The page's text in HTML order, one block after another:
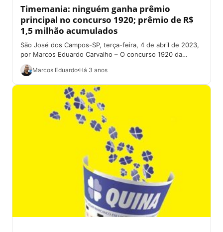
Timemania: ninguém ganha prêmio
principal no concurso 1920; prêmio de R$
1,5 milhão acumulados
São José dos Campos-SP, terça-feira, 4 de abril de 2023,
por Marcos Eduardo Carvalho – O concurso 1920 da
Timemania, na noite...
Marcos Eduardo Há 3 anos